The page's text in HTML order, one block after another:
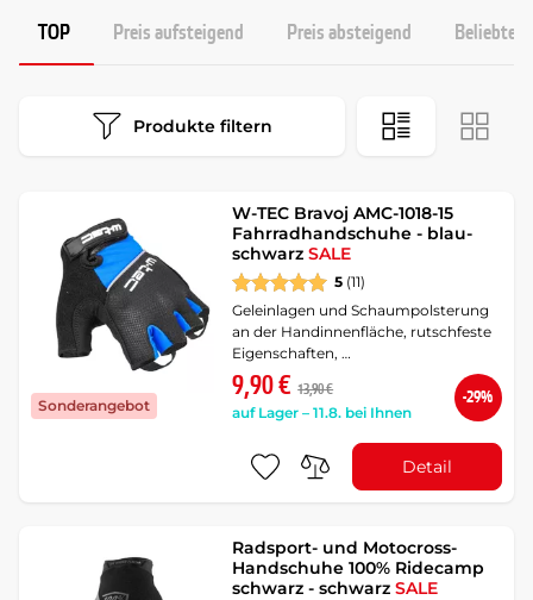
TOP Preis aufsteigend Preis absteigend
Produkte filtern
Sonderangebot
W-TEC Bravoj AMC-1018-15
Fahrradhandschuhe - blau-
schwarzSALE
5 (11)
Geleinlagen und Schaumpolsterung
an der Handinnenfläche, rutschfeste
Eigenschaften, …
9,90 € 13,90 €
auf Lager – 11.8. bei Ihnen
-29%
Detail
Radsport- und Motocross-
Handschuhe 100% Ridecamp
schwarz - schwarzSALE